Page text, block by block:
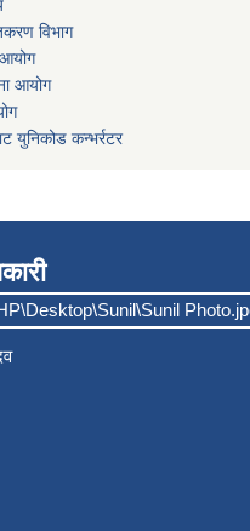
विभाग
आयोग
युनिकोड कन्भर्रटर